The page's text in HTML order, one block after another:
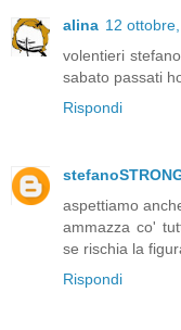
alina 12
volentieri
sabato passati
Rispondi
aspettiamo
ammazza co'
se rischia la
Rispondi